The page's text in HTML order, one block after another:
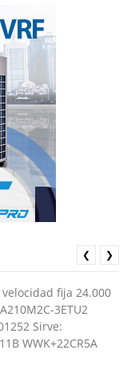
fija 24.000
3ETU2
Sirve:
WWK+22CR5A
❮ ❯